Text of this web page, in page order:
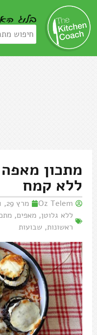
מתכון מאפה
ללא קמח
Oz Telem מרץ 29, 2021
ללא גלוטן, מאפים,
ראשונות, שבועות